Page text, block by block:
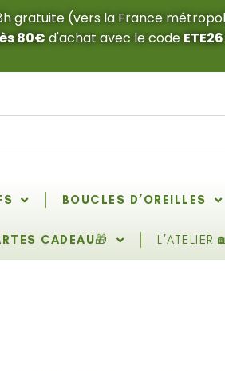
gratuite (vers la France
80€ d'achat avec le code ETE26
BOUCLES D’OREILLES
CADEAU🎁 L’ATELIER